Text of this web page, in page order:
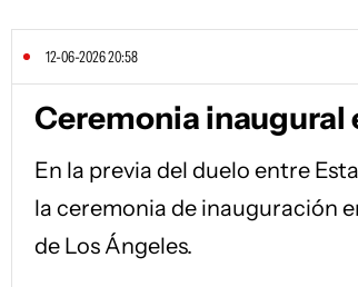
12-06-2026 20:58
Ceremonia inaugural
En la previa del duelo entre
la ceremonia de inauguración
de Los Ángeles.